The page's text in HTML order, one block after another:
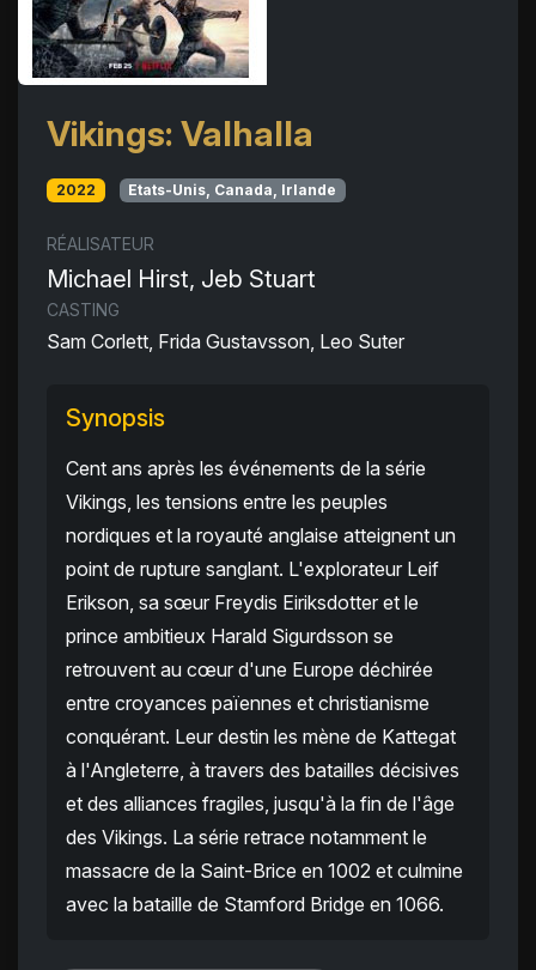
Vikings: Valhalla
2022 Etats-Unis, Canada, Irlande
RÉALISATEUR
Michael Hirst, Jeb Stuart
CASTING
Sam Corlett, Frida Gustavsson, Leo Suter
Synopsis
Cent ans après les événements de la série
Vikings, les tensions entre les peuples
nordiques et la royauté anglaise atteignent un
point de rupture sanglant. L'explorateur Leif
Erikson, sa sœur Freydis Eiriksdotter et le
prince ambitieux Harald Sigurdsson se
retrouvent au cœur d'une Europe déchirée
entre croyances païennes et christianisme
conquérant. Leur destin les mène de Kattegat
à l'Angleterre, à travers des batailles décisives
et des alliances fragiles, jusqu'à la fin de l'âge
des Vikings. La série retrace notamment le
massacre de la Saint-Brice en 1002 et culmine
avec la bataille de Stamford Bridge en 1066.